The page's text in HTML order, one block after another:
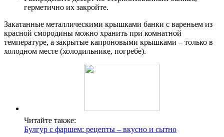
герметично их закройте.
Закатанные металлическими крышками банки с вареньем из
красной смородины можно хранить при комнатной
температуре, а закрытые капроновыми крышками – только в
холодном месте (холодильнике, погребе).
Читайте также:
Булгур с фаршем: рецепты – вкусно и сытно